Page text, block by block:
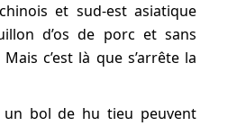
et sud-est asiatique
d’os de porc et sans
c’est là que s’arrête la
un bol de hu tieu peuvent